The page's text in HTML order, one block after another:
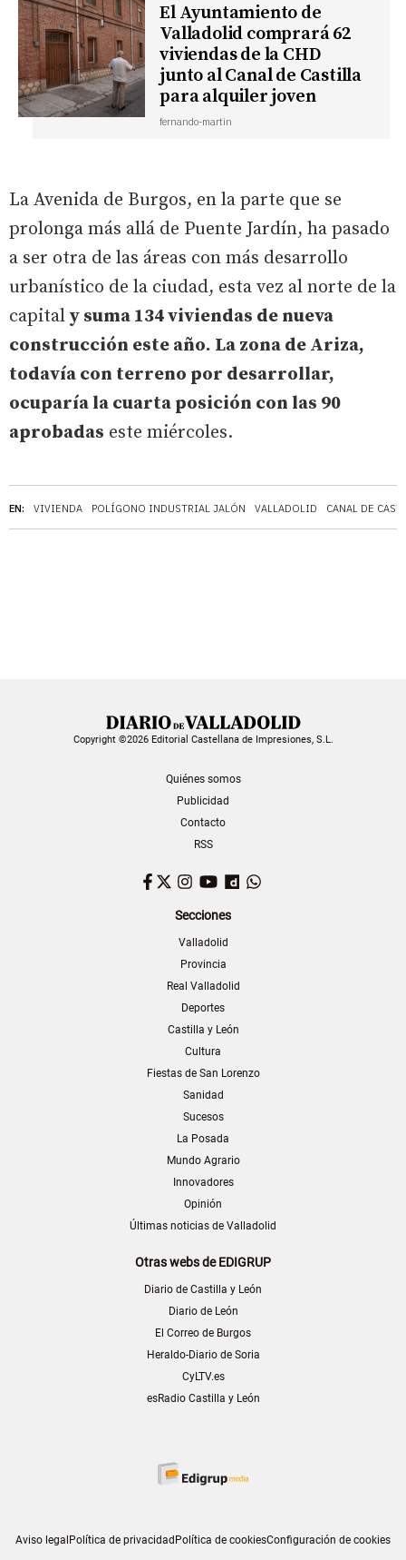
EN: VIVIENDA POLÍGONO INDUSTRIAL JALÓN VALLADOLID CANAL DE
El Ayuntamiento de
Valladolid comprará 62
viviendas de la CHD
junto al Canal de Castilla
para alquiler joven
fernando-martin
La Avenida de Burgos, en la parte que se
prolonga más allá de Puente Jardín, ha pasado
a ser otra de las áreas con más desarrollo
urbanístico de la ciudad, esta vez al norte de la
capital y suma 134 viviendas de nueva
construcción este año. La zona de Ariza,
todavía con terreno por desarrollar,
ocuparía la cuarta posición con las 90
aprobadas este miércoles.
Copyright ©2026 Editorial Castellana de Impresiones, S.L.
Quiénes somos
Publicidad
Contacto
RSS
Facebook
TwitterInstagram
YouTubeDailymotion
Secciones
Valladolid
Provincia
Real Valladolid
Deportes
Castilla y León
Cultura
Fiestas de San Lorenzo
Sanidad
Sucesos
La Posada
Mundo Agrario
Innovadores
Opinión
Últimas noticias de Valladolid
Otras webs de EDIGRUP
Diario de Castilla y León
Diario de León
El Correo de Burgos
Heraldo-Diario de Soria
CyLTV.es
esRadio Castilla y León
Aviso legalPolítica de privacidadPolítica de cookiesConfiguración de cookies